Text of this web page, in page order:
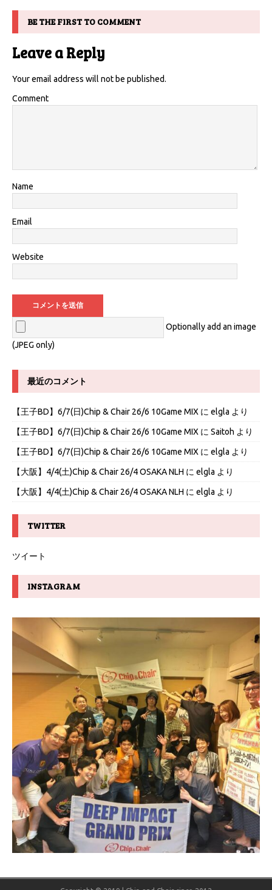
BE THE FIRST TO COMMENT
Leave a Reply
Your email address will not be published.
Comment
Name
Email
Website
Optionally add an image
(JPEG only)
最近のコメント
【王子BD】6/7(日)Chip & Chair 26/6 10Game MIX に elgla より
【王子BD】6/7(日)Chip & Chair 26/6 10Game MIX に Saitoh より
【王子BD】6/7(日)Chip & Chair 26/6 10Game MIX に elgla より
【大阪】4/4(土)Chip & Chair 26/4 OSAKA NLH に elgla より
【大阪】4/4(土)Chip & Chair 26/4 OSAKA NLH に elgla より
TWITTER
ツイート
INSTAGRAM